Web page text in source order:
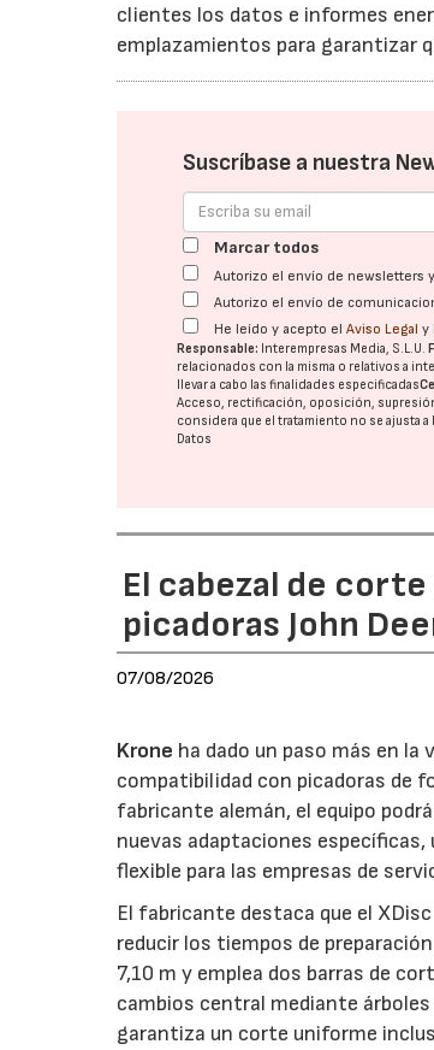
clientes los datos e informes
emplazamientos para garantizar
Suscríbase a nuestra
Marcar todos
Autorizo el envío de newsletters
Autorizo el envío de
He leído y acepto elAviso Legal y
Responsable: Interempresas Media, S.L.U.
relacionados con la misma o relativos a
llevar a cabo las finalidades especificadas
Acceso, rectificación, oposición,
considera que el tratamiento no se ajusta
Datos
El cabezal de
picadoras John
07/08/2026
Krone ha dado un paso más en
compatibilidad con picadoras de
fabricante alemán, el equipo
nuevas adaptaciones
flexible para las empresas de
El fabricante destaca que el
reducir los tiempos de
7,10 m y emplea dos barras de
cambios central mediante
garantiza un corte uniforme